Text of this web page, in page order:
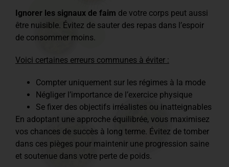
Ignorer les signaux de faim de votre corps peut aussi
être nuisible. Évitez de sauter des repas dans l’espoir
de consommer moins.
Voici certaines erreurs communes à éviter :
Compter uniquement sur les régimes à la mode
Négliger l’importance de l’exercice physique
Se fixer des objectifs irréalistes ou inatteignables
En adoptant une approche équilibrée, vous maximisez
vos chances de succès à long terme. Évitez de tomber
dans ces pièges pour maintenir une progression saine
et soutenue dans votre perte de poids.